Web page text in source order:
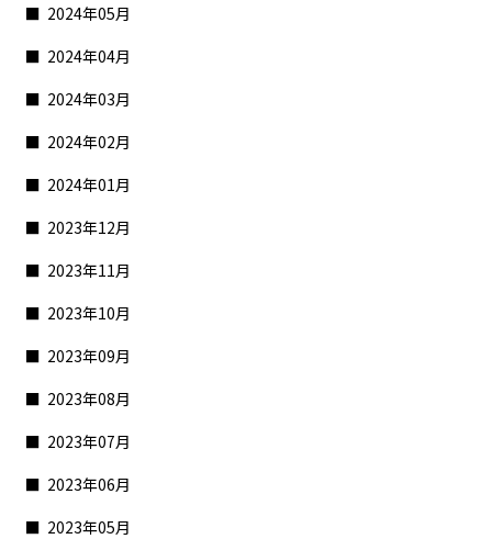
2024年05月
2024年04月
2024年03月
2024年02月
2024年01月
2023年12月
2023年11月
2023年10月
2023年09月
2023年08月
2023年07月
2023年06月
2023年05月